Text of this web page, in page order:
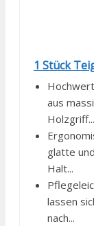
1 Stück
aus
Holzgriff...
glatte
Halt...
lassen
nach...